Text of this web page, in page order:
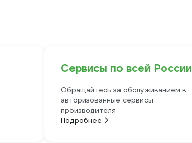
Сервисы по всей России
Обращайтесь за обслуживанием в
авторизованные сервисы
производителя
Подробнее